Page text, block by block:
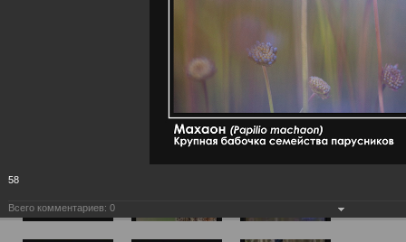
58
Всего комментариев: 0